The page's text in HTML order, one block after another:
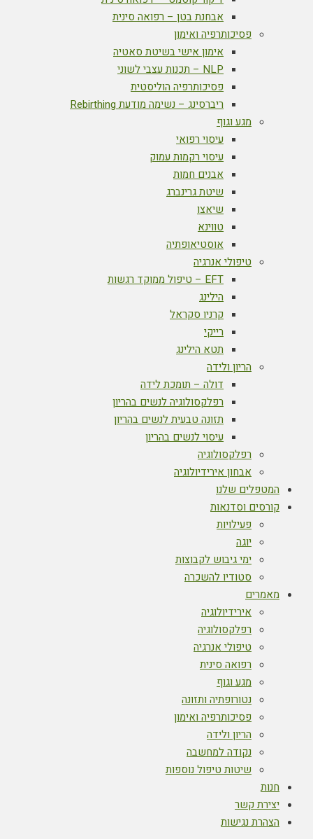
אבחנת בטן – רפואה סינית
פסיכותרפיה ואימון
אימון אישי בשיטת סאטיה
NLP – תכנות עצבי לשוני
פסיכותרפיה הוליסטית
ריברסינג – נשימה מודעת Rebirthing
מגע וגוף
עיסוי רפואי
עיסוי רקמות עמוק
אבנים חמות
שיטת גרינברג
שיאצו
טווינא
אוסטיאופתיה
טיפולי אנרגיה
EFT – טיפול ממוקד רגשות
הילינג
קרניו סקראל
רייקי
תטא הילינג
הריון ולידה
דולה – תומכת לידה
רפלקסולוגיה לנשים בהריון
תזונה טבעית לנשים בהריון
עיסוי לנשים בהריון
רפלקסולוגיה
אבחון אירידיולוגיה
המטפלים שלנו
קורסים וסדנאות
פעילויות
יוגה
ימי גיבוש לקבוצות
סטודיו להשכרה
מאמרים
אירידיולוגיה
רפלקסולוגיה
טיפולי אנרגיה
רפואה סינית
מגע וגוף
נטורופתיה ותזונה
פסיכותרפיה ואימון
הריון ולידה
נקודה למחשבה
שיטות טיפול נוספות
חנות
יצירת קשר
הצהרת נגישות